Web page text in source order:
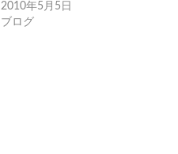
2010年5月5日
ブログ